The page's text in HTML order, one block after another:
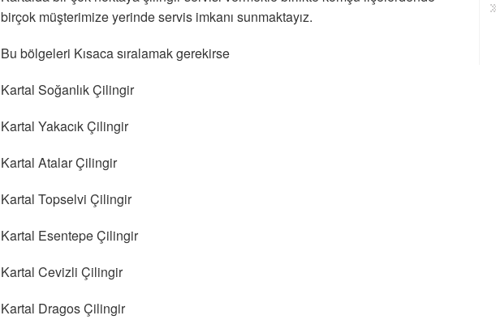
birçok müşterimize yerinde servis imkanı sunmaktayız.
Bu bölgeleri Kısaca sıralamak gerekirse
Kartal Soğanlık Çilingir
Kartal Yakacık Çilingir
Kartal Atalar Çilingir
Kartal Topselvi Çilingir
Kartal Esentepe Çilingir
Kartal Cevizli Çilingir
Kartal Dragos Çilingir